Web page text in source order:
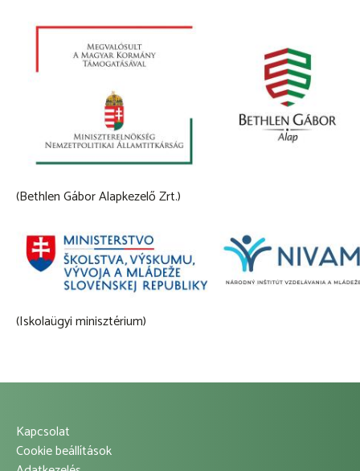
(Bethlen Gábor Alapkezelő Zrt.)
(Iskolaügyi minisztérium)
Footer
Kapcsolat
Cookie beállítások